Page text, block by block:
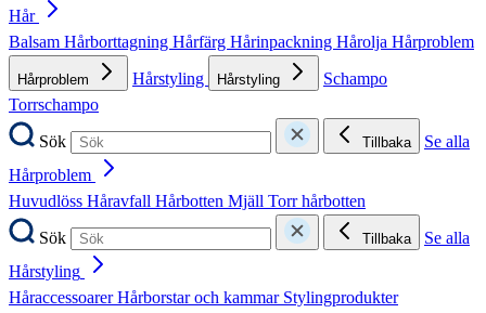
Hår
Balsam Hårborttagning Hårfärg Hårinpackning Hårolja Hårproblem
Hårproblem Hårstyling Hårstyling
Schampo
Torrschampo
Sök
Tillbaka
Se alla
Hårproblem
Huvudlöss Håravfall Hårbotten Mjäll Torr hårbotten
Sök
Tillbaka
Se alla
Hårstyling
HåraccessoarerHårborstar och kammar Stylingprodukter